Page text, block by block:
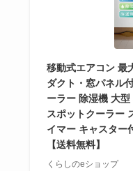
移動式エアコン 最
ダクト・窓パネル
ーラー 除湿機 大
スポットクーラー
イマー キャスター
【送料無料】
くらしのeショップ